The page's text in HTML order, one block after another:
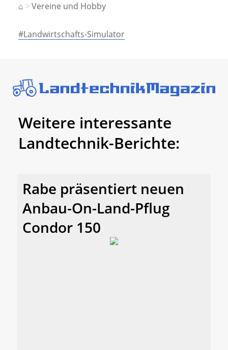
⌂ Vereine und Hobby
#Landwirtschafts-Simulator
Weitere interessante
Landtechnik-Berichte:
Rabe präsentiert neuen
Anbau-On-Land-Pflug
Condor 150